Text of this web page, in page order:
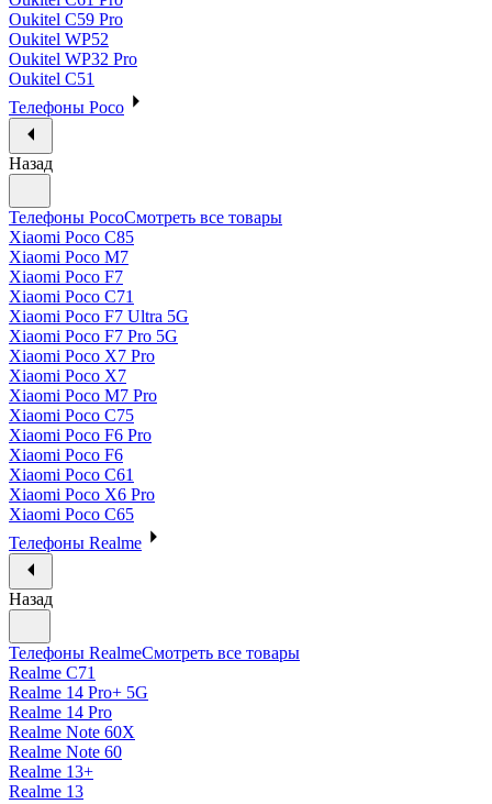
Oukitel C59 Pro
Oukitel WP52
Oukitel WP32 Pro
Oukitel C51
Телефоны Poco
Назад
Телефоны PocoСмотреть все товары
Xiaomi Poco C85
Xiaomi Poco M7
Xiaomi Poco F7
Xiaomi Poco C71
Xiaomi Poco F7 Ultra 5G
Xiaomi Poco F7 Pro 5G
Xiaomi Poco X7 Pro
Xiaomi Poco X7
Xiaomi Poco M7 Pro
Xiaomi Poco C75
Xiaomi Poco F6 Pro
Xiaomi Poco F6
Xiaomi Poco C61
Xiaomi Poco X6 Pro
Xiaomi Poco C65
Телефоны Realme
Назад
Телефоны RealmeСмотреть все товары
Realme C71
Realme 14 Pro+ 5G
Realme 14 Pro
Realme Note 60X
Realme Note 60
Realme 13+
Realme 13